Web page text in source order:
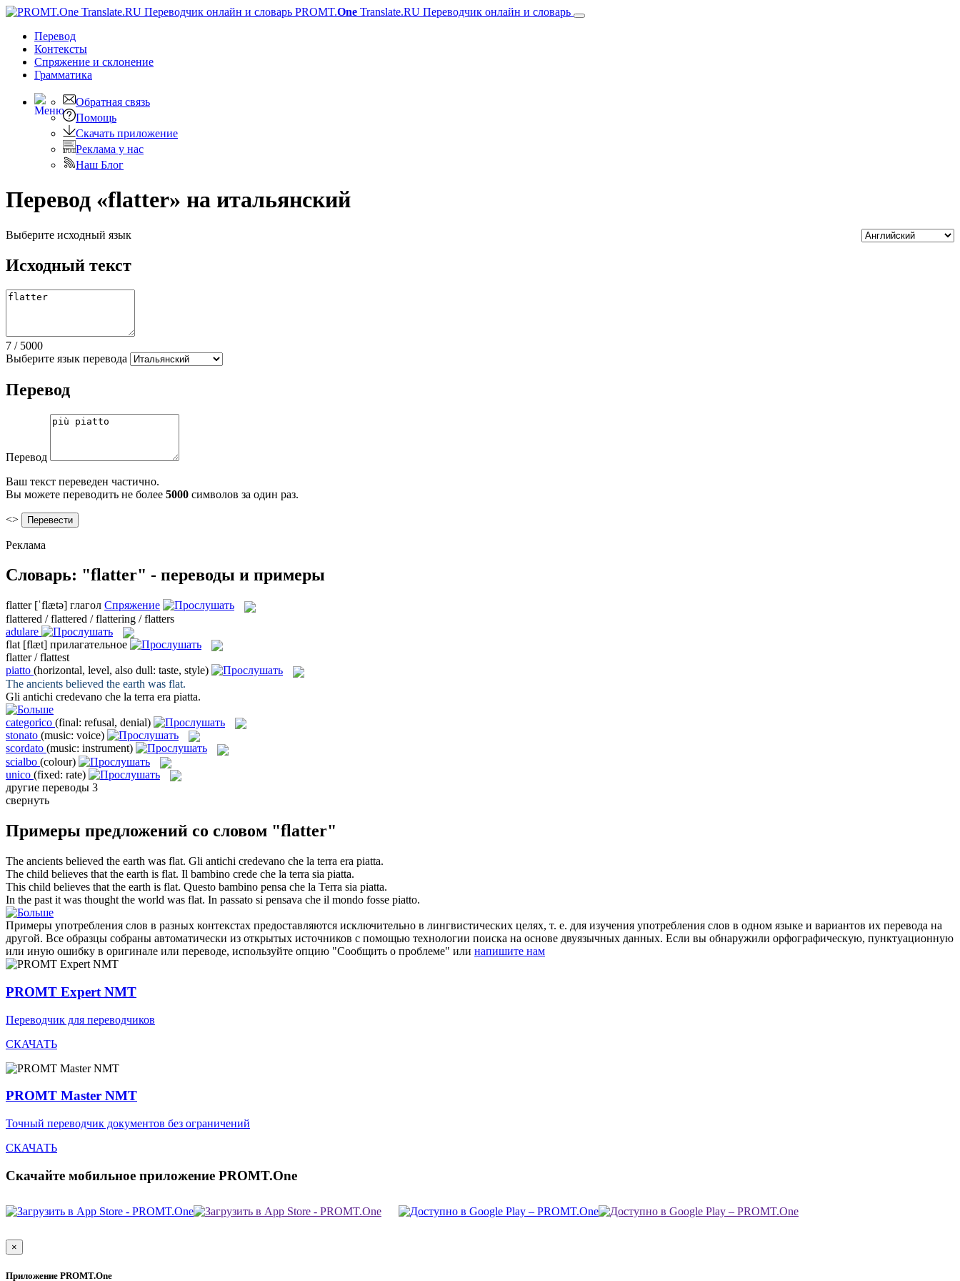
PROMT.One Translate.RU Переводчик онлайн и словарь
Перевод
Контексты
Спряжение и склонение
Грамматика
Обратная связь
Помощь
Скачать приложение
Реклама у нас
Наш Блог
Перевод «flatter» на итальянский
Выберите исходный язык
Исходный текст
7 / 5000
Выберите язык перевода
Перевод
Перевод
Ваш текст переведен частично.
Вы можете переводить не более 5000 символов за один раз.
<>
Реклама
Словарь: "flatter" - переводы и примеры
flatter [ˈflætə] глагол Спряжение
flattered / flattered / flattering / flatters
adulare
flat [flæt] прилагательное
flatter / flattest
piatto (horizontal, level, also dull: taste, style)
The ancients believed the earth was flat.
Gli antichi credevano che la terra era piatta.
categorico (final: refusal, denial)
stonato (music: voice)
scordato (music: instrument)
scialbo (colour)
unico (fixed: rate)
другие переводы 3
свернуть
Примеры предложений со словом "flatter"
The ancients believed the earth was flat. Gli antichi credevano che la terra era piatta.
The child believes that the earth is flat. Il bambino crede che la terra sia piatta.
This child believes that the earth is flat. Questo bambino pensa che la Terra sia piatta.
In the past it was thought the world was flat. In passato si pensava che il mondo fosse piatto.
Примеры употребления слов в разных контекстах предоставляются исключительно в лингвистических целях, т. е. для изучения употребления слов в одном языке и вариантов их перевода на
другой. Все образцы собраны автоматически из открытых источников с помощью технологии поиска на основе двуязычных данных. Если вы обнаружили орфографическую, пунктуационную
или иную ошибку в оригинале или переводе, используйте опцию "Сообщить о проблеме" или напишите нам
PROMT Expert NMT
Переводчик для переводчиков
СКАЧАТЬ
PROMT Master NMT
Точный переводчик документов без ограничений
СКАЧАТЬ
Скачайте мобильное приложение PROMT.One
×
Приложение PROMT.One